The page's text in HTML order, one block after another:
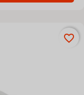
favorite_border